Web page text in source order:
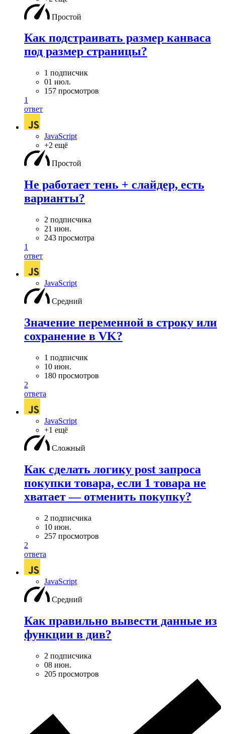
Простой
Как подстраивать размер канваса
под размер страницы?
1 подписчик
01 июл.
157 просмотров
1
ответ
JavaScript
+2 ещё
Простой
Не работает тень + слайдер, есть
варианты?
2 подписчика
21 июн.
243 просмотра
1
ответ
JavaScript
Средний
Значение переменной в строку или
сохранение в VK?
1 подписчик
10 июн.
180 просмотров
2
ответа
JavaScript
+1 ещё
Сложный
Как сделать логику post запроса
покупки товара, если 1 товара не
хватает — отменить покупку?
2 подписчика
10 июн.
257 просмотров
2
ответа
JavaScript
Средний
Как правильно вывести данные из
функции в див?
2 подписчика
08 июн.
205 просмотров